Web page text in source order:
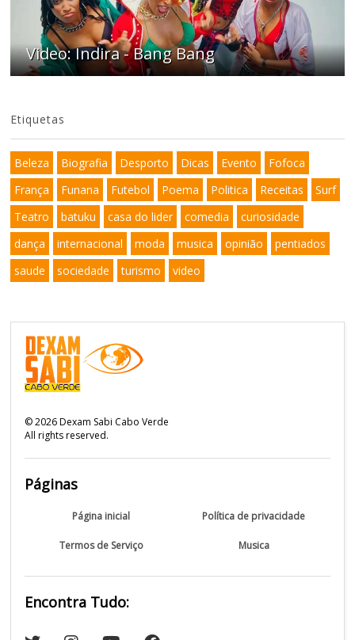
Video: Indira - Bang Bang
Etiquetas
Beleza Biografia Desporto Dicas Evento
Fofoca
França
Funana Futebol Poema Politica Receitas
Surf
Teatro
batuku casa do lider comedia
curiosidade
dança
internacional moda musica opinião
pentiados
saude
sociedade turismo video
©2026Dexam Sabi Cabo Verde
All rights reserved.
Páginas
Página inicial Política de privacidade
Termos de Serviço Musica
Encontra Tudo: